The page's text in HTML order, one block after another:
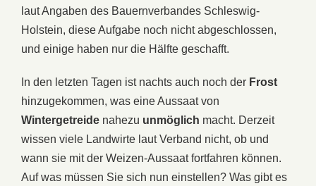
laut Angaben des Bauernverbandes Schleswig-
Holstein, diese Aufgabe noch nicht abgeschlossen,
und einige haben nur die Hälfte geschafft.
In den letzten Tagen ist nachts auch noch der Frost
hinzugekommen, was eine Aussaat von
Wintergetreide nahezu unmöglich macht. Derzeit
wissen viele Landwirte laut Verband nicht, ob und
wann sie mit der Weizen-Aussaat fortfahren können.
Auf was müssen Sie sich nun einstellen? Was gibt es